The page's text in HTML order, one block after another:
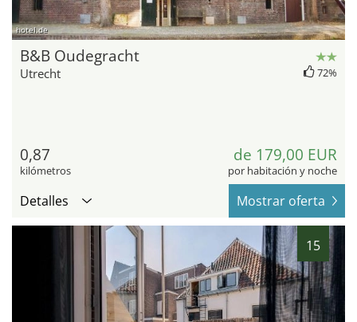
hotel.de
B&B Oudegracht
Utrecht 72%
0,87
kilómetros
de 179,00 EUR
por habitación y noche
Detalles Mostrar oferta
15